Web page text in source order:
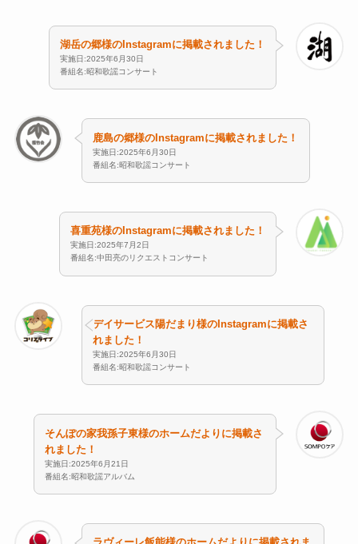
湖岳の郷様のInstagramに掲載されました！
実施日:2025年6月30日
番組名:昭和歌謡コンサート
鹿島の郷様のInstagramに掲載されました！
実施日:2025年6月30日
番組名:昭和歌謡コンサート
喜重苑様のInstagramに掲載されました！
実施日:2025年7月2日
番組名:中田亮のリクエストコンサート
デイサービス陽だまり様のInstagramに掲載さ
れました！
実施日:2025年6月30日
番組名:昭和歌謡コンサート
そんぽの家我孫子東様のホームだよりに掲載さ
れました！
実施日:2025年6月21日
番組名:昭和歌謡アルバム